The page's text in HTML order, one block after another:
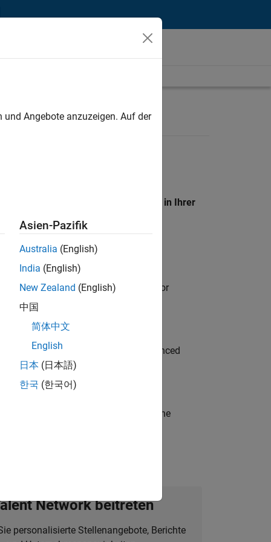
Standort, um alle Stellenangebote in Ihrer
MATLAB & Simulink workflows for
Energy technologies? Experienced
products and systems in the
Network beitreten
personalisierte Stellenangebote, Berichte
Angebote anzuzeigen. Auf der
Asien-Pazifik
Australia (English)
India (English)
New Zealand (English)
中国
简体中文
English
日本 (日本語)
한국 (한국어)